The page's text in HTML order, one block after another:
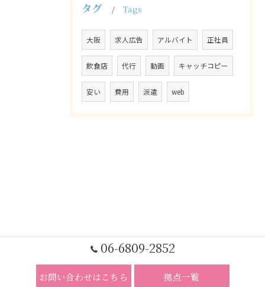
タグ Tags
大阪 求人広告 アルバイト 正社員
飲食店 代行 動画 キャッチコピー
安い 費用 派遣 web
06-6809-2852
お問い合わせはこちら 拠点一覧